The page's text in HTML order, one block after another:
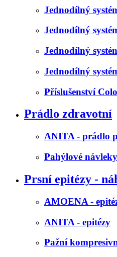
Jednodílný
Jednodílný
Jednodílný
Jednodílný
Příslušenství
Prádlo zdravotní
ANITA - prádlo
Pahýlové návleky
Prsní epitézy -
AMOENA -
ANITA - epitézy
Pažní